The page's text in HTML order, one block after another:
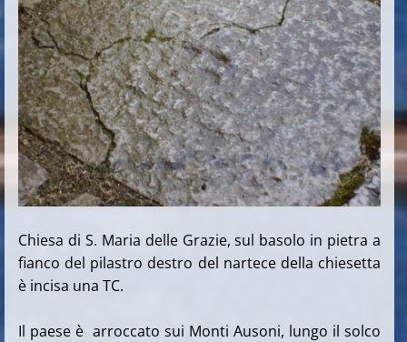
Chiesa di S. Maria delle Grazie, sul basolo in pietra a
fianco del pilastro destro del nartece della chiesetta
è incisa una TC.
Il paese è arroccato sui Monti Ausoni, lungo il solco